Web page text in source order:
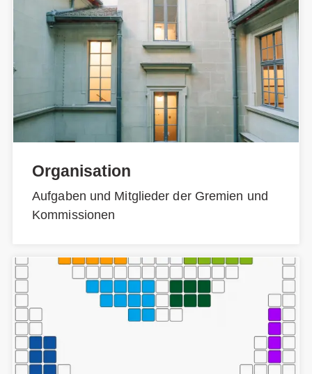
Organisation
Aufgaben und Mitglieder der Gremien und
Kommissionen